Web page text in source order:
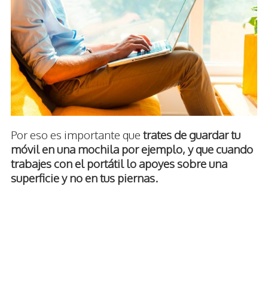
Por eso es importante que trates de guardar tu
móvil en una mochila por ejemplo, y que cuando
trabajes con el portátil lo apoyes sobre una
superficie y no en tus piernas.